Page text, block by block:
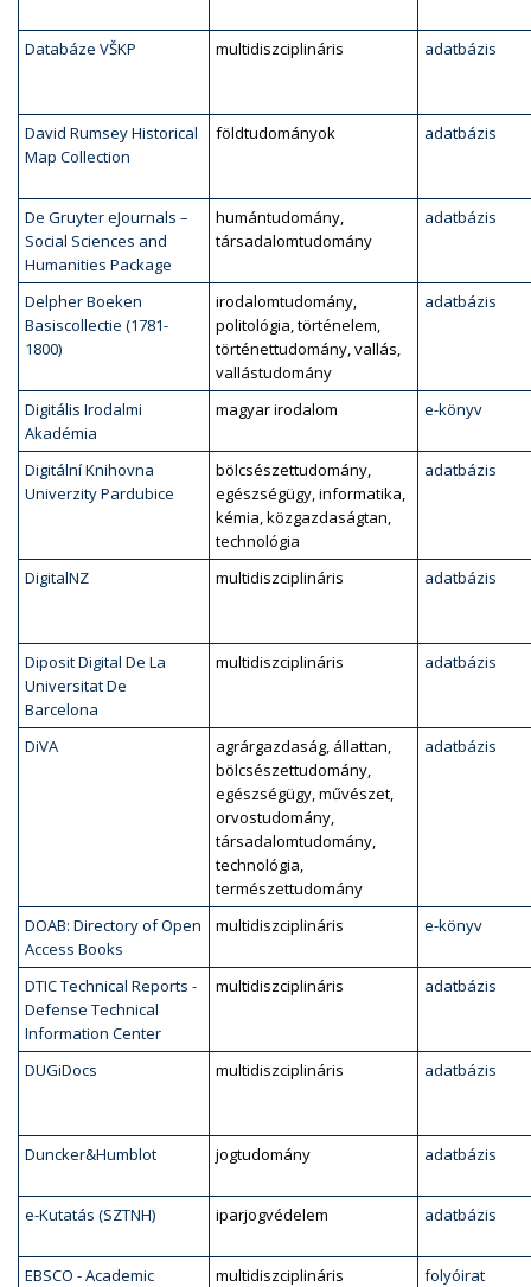
Databáze VŠKP multidiszciplináris adatbázis
David Rumsey Historical
Map Collection
földtudományok adatbázis
De Gruyter eJournals –
Social Sciences and
Humanities Package
humántudomány,
társadalomtudomány
adatbázis
Delpher Boeken
Basiscollectie (1781-
1800)
irodalomtudomány,
politológia, történelem,
történettudomány, vallás,
vallástudomány
adatbázis
Digitális Irodalmi
Akadémia
magyar irodalom e-könyv
Digitální Knihovna
Univerzity Pardubice
bölcsészettudomány,
egészségügy, informatika,
kémia, közgazdaságtan,
technológia
adatbázis
DigitalNZ multidiszciplináris adatbázis
Diposit Digital De La
Universitat De
Barcelona
multidiszciplináris adatbázis
DiVA
agrárgazdaság, állattan,
bölcsészettudomány,
egészségügy, művészet,
orvostudomány,
társadalomtudomány,
technológia,
természettudomány
adatbázis
DOAB: Directory of Open
Access Books
multidiszciplináris e-könyv
DTIC Technical Reports -
Defense Technical
Information Center
multidiszciplináris adatbázis
DUGiDocs multidiszciplináris adatbázis
Duncker&Humblot jogtudomány adatbázis
e-Kutatás (SZTNH) iparjogvédelem adatbázis
EBSCO - Academic
multidiszciplináris
folyóirat